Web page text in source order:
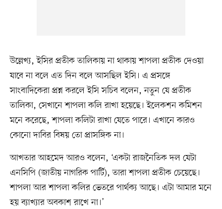
উল্লেখ্য, ইসির প্রতীক তালিকায় না থাকায় শাপলা প্রতীক দেওয়া
যাবে না বলে এত দিন বলে আসছিল ইসি। এ প্রসঙ্গে
সাংবাদিকেরা প্রশ্ন করলে ইসি সচিব বলেন, নতুন যে প্রতীক
তালিকা, সেখানে শাপলা কলি রাখা হয়েছে। ইলেকশন কমিশন
মনে করেছে, শাপলা কলিটা রাখা যেতে পারে। এখানে কারও
কোনো দাবির বিষয় তো প্রাসঙ্গিক না।
আখতার আহমেদ আরও বলেন, ‘একটা রাজনৈতিক দল যেটা
এনসিপি (জাতীয় নাগরিক পার্টি), তারা শাপলা প্রতীক চেয়েছে।
শাপলা আর শাপলা কলির ভেতরে পার্থক্য আছে। এটা আমার মনে
হয় ব্যাখ্যার অবকাশ রাখে না।’